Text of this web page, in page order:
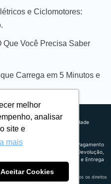
melhor
analisar
site e
mais
Aceitar Cookies
e Ciclomotores:
Que Você Precisa Saber
Carrega em 5 Minutos e
Sobre nós
Política de privacidade
Política de Pagamento
Troca, Devolução,
Reembolso e Entrega
0001-42 | © 2024 Webeletrico. Todos os direitos